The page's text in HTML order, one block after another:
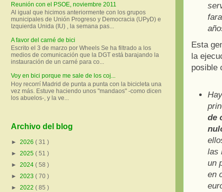
Esta
la
posible
de
las
un
en
Reunión con el PSOE, noviembre 2011
Al igual que hicimos anteriormente con los grupos
municipales de Unión Progreso y Democracia (UPyD) e
Izquierda Unida (IU) , la semana pas...
A favor del carné de bici
Escrito el 3 de marzo por Wheels Se ha filtrado a los
medios de comunicación que la DGT está barajando la
instauración de un carné para co...
Voy en bici porque me sale de los coj...
Hoy recorrí Madrid de punta a punta con la bicicleta una
vez más. Estuve haciendo unos "mandaos" -como dicen
los abuelos-, y la ve...
Archivo del blog
► 2026 ( 31 )
► 2025 ( 51 )
► 2024 ( 58 )
► 2023 ( 70 )
► 2022 ( 85 )